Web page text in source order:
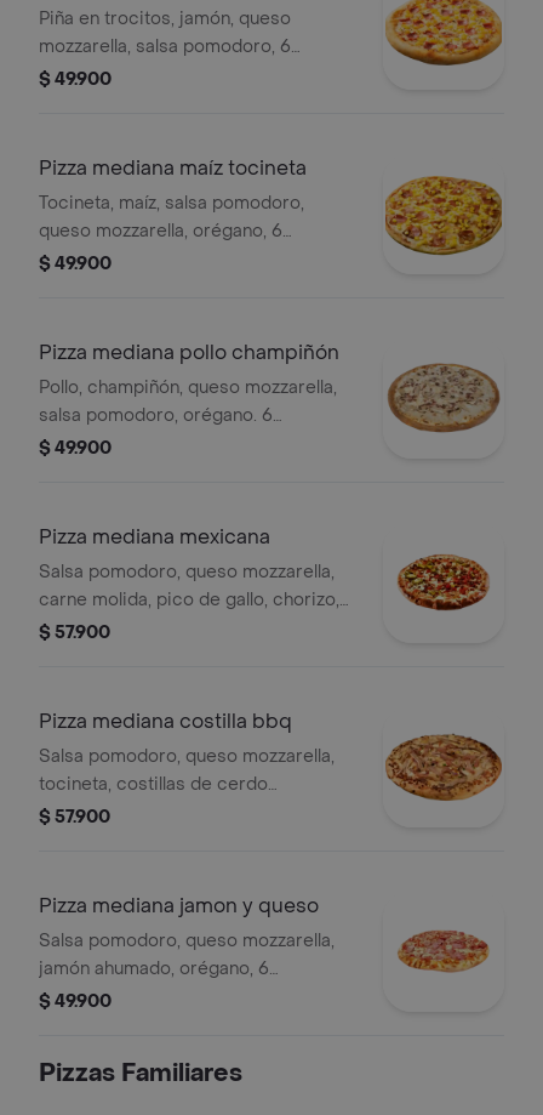
Piña en trocitos, jamón, queso
mozzarella, salsa pomodoro, 6
porciones.
$ 49.900
Pizza mediana maíz tocineta
Tocineta, maíz, salsa pomodoro,
queso mozzarella, orégano, 6
porciones.
$ 49.900
Pizza mediana pollo champiñón
Pollo, champiñón, queso mozzarella,
salsa pomodoro, orégano. 6
porciones.
$ 49.900
Pizza mediana mexicana
Salsa pomodoro, queso mozzarella,
carne molida, pico de gallo, chorizo,
jalapeños, nachos en trocitos,
$ 57.900
Pizza mediana costilla bbq
Salsa pomodoro, queso mozzarella,
tocineta, costillas de cerdo
desmechada, orégano, 6 porciones.
$ 57.900
Pizza mediana jamon y queso
Salsa pomodoro, queso mozzarella,
jamón ahumado, orégano, 6
porciones.
$ 49.900
Pizzas Familiares